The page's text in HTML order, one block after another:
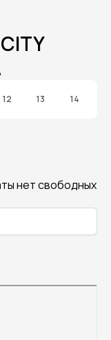
12 13 14
нет свободных